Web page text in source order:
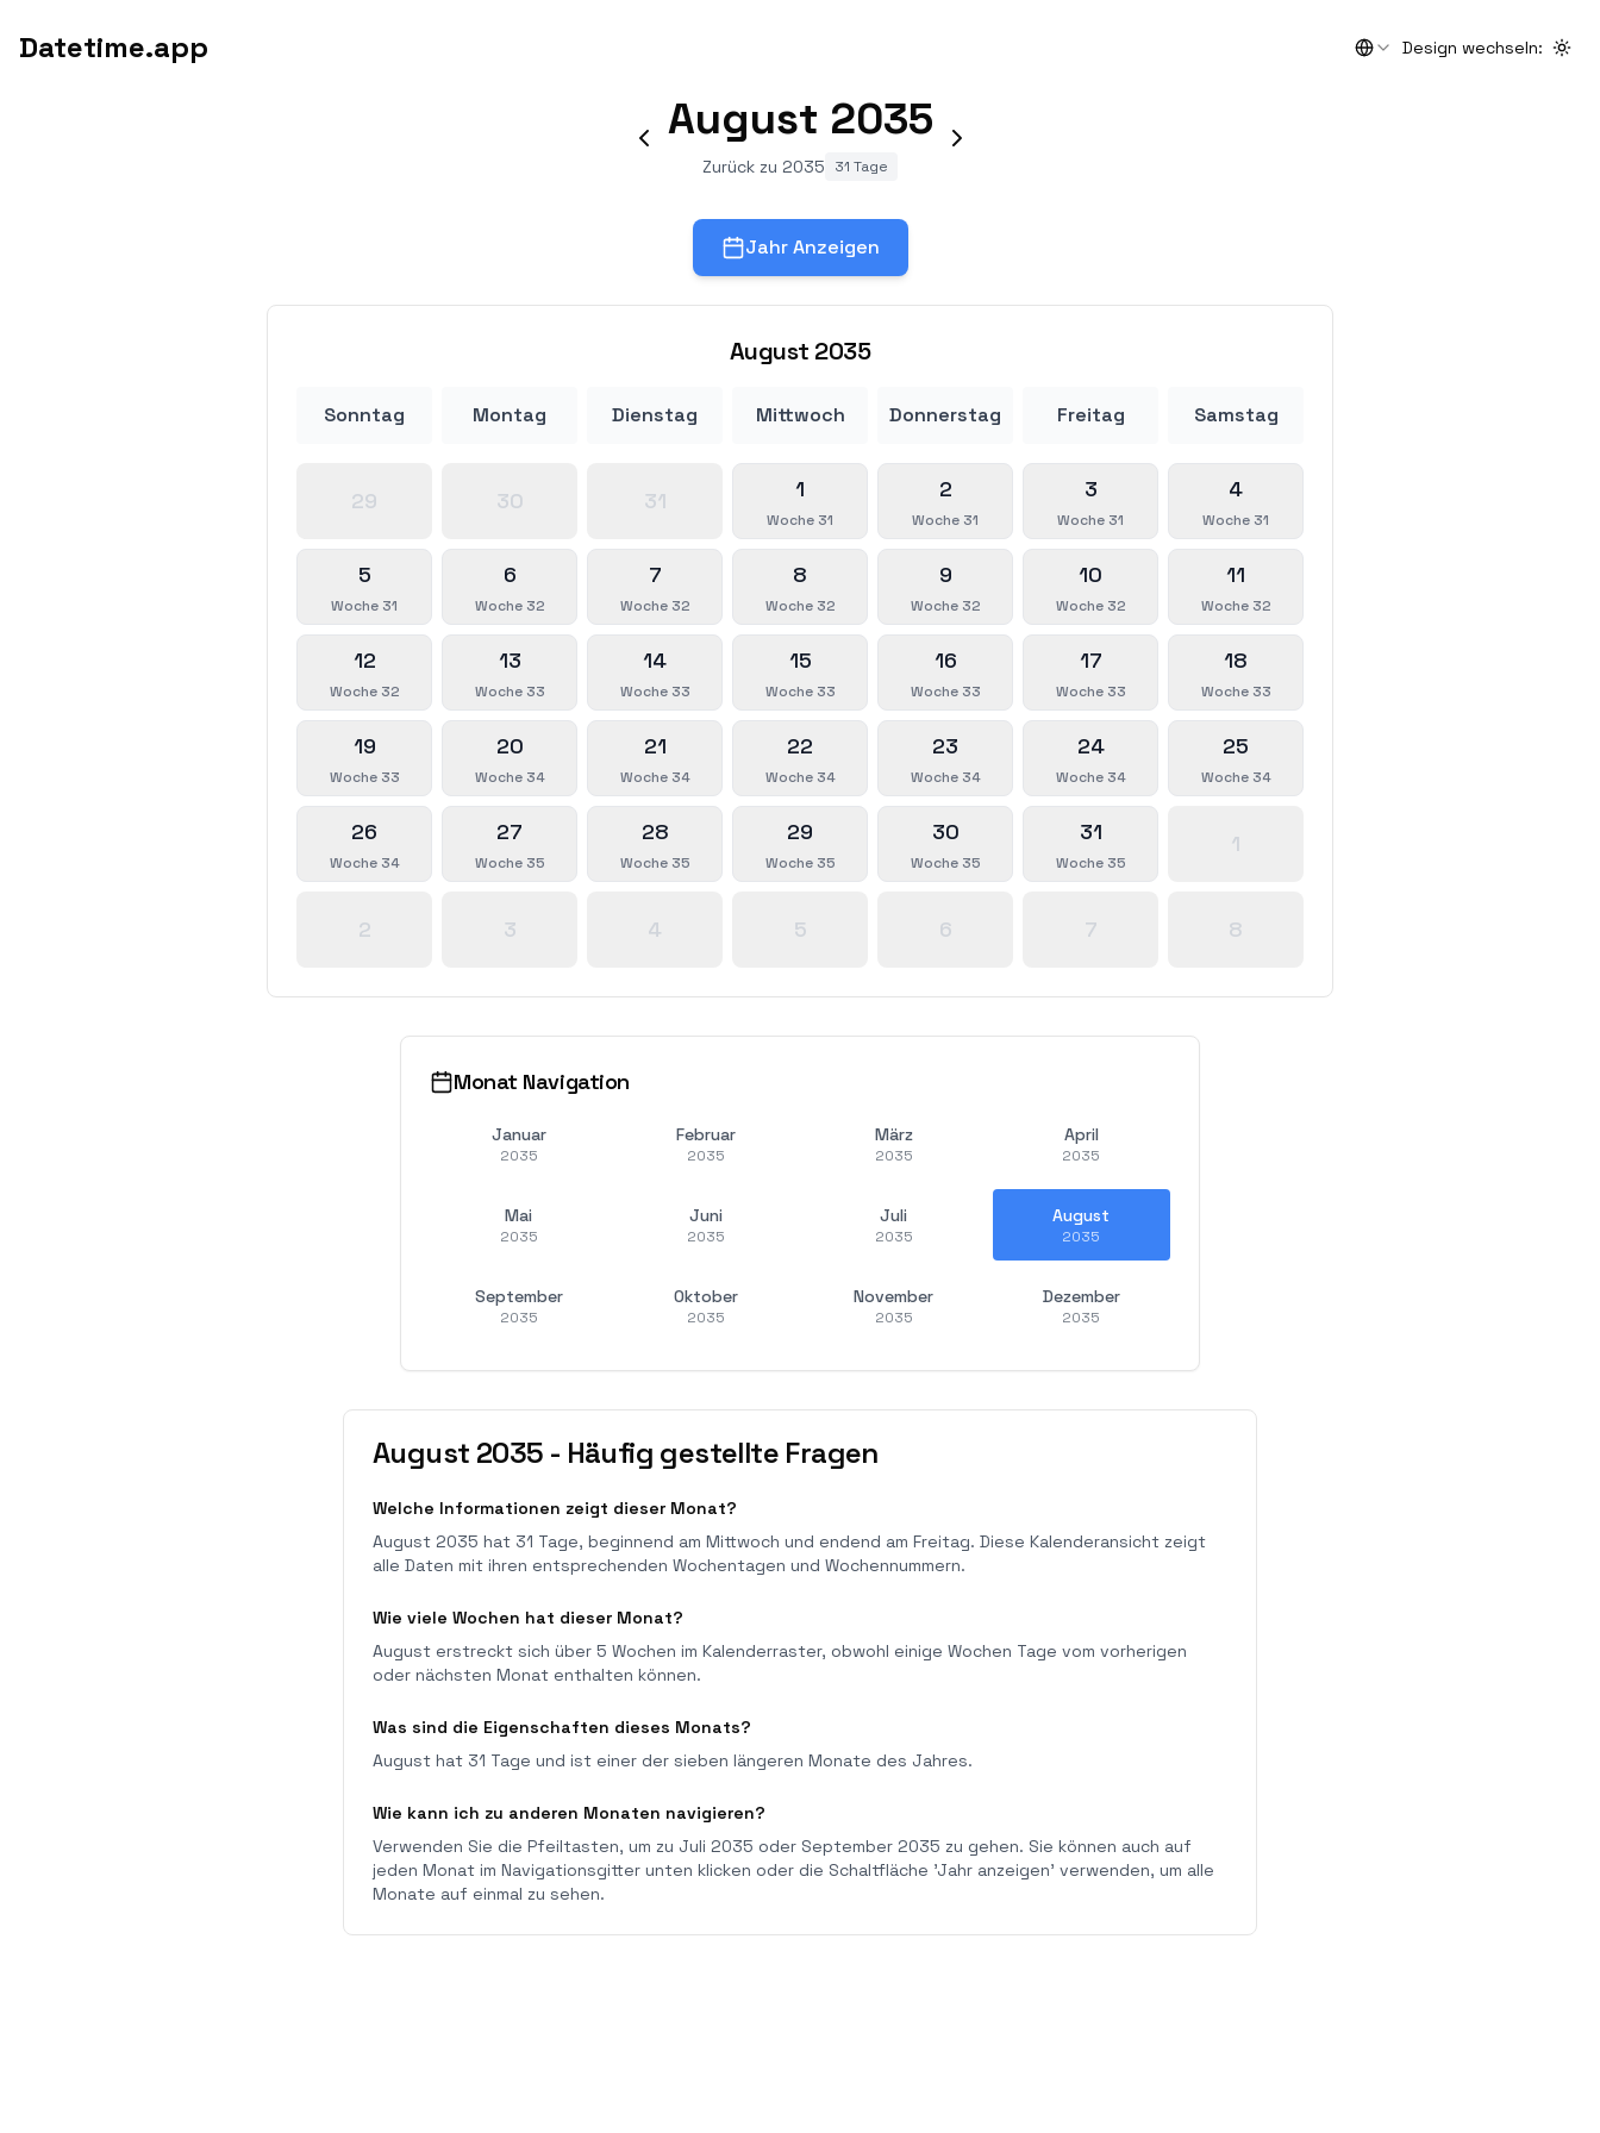
Datetime.app Design wechseln:
August 2035
Zurück zu 2035 31 Tage
Jahr Anzeigen
August 2035
Sonntag Montag Dienstag Mittwoch Donnerstag Freitag Samstag
29 30 31 1
Woche 31
2
Woche 31
3
Woche 31
4
Woche 31
5
Woche 31
6
Woche 32
7
Woche 32
8
Woche 32
9
Woche 32
10
Woche 32
11
Woche 32
12
Woche 32
13
Woche 33
14
Woche 33
15
Woche 33
16
Woche 33
17
Woche 33
18
Woche 33
19
Woche 33
20
Woche 34
21
Woche 34
22
Woche 34
23
Woche 34
24
Woche 34
25
Woche 34
26
Woche 34
27
Woche 35
28
Woche 35
29
Woche 35
30
Woche 35
31
Woche 35
1
2 3 4 5 6 7 8
Monat Navigation
Januar
2035
Februar
2035
März
2035
April
2035
Mai
2035
Juni
2035
Juli
2035
August
2035
September
2035
Oktober
2035
November
2035
Dezember
2035
August 2035 - Häufig gestellte Fragen
Welche Informationen zeigt dieser Monat?
August 2035 hat 31 Tage, beginnend am Mittwoch und endend am Freitag. Diese Kalenderansicht zeigt
alle Daten mit ihren entsprechenden Wochentagen und Wochennummern.
Wie viele Wochen hat dieser Monat?
August erstreckt sich über 5 Wochen im Kalenderraster, obwohl einige Wochen Tage vom vorherigen
oder nächsten Monat enthalten können.
Was sind die Eigenschaften dieses Monats?
August hat 31 Tage und ist einer der sieben längeren Monate des Jahres.
Wie kann ich zu anderen Monaten navigieren?
Verwenden Sie die Pfeiltasten, um zu Juli 2035 oder September 2035 zu gehen. Sie können auch auf
jeden Monat im Navigationsgitter unten klicken oder die Schaltfläche 'Jahr anzeigen' verwenden, um alle
Monate auf einmal zu sehen.